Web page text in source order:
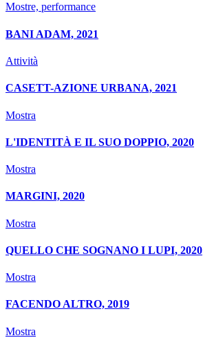
Mostre, performance
BANI ADAM, 2021
Attività
CASETT-AZIONE URBANA, 2021
Mostra
L'IDENTITÀ E IL SUO DOPPIO, 2020
Mostra
MARGINI, 2020
Mostra
QUELLO CHE SOGNANO I LUPI, 2020
Mostra
FACENDO ALTRO, 2019
Mostra